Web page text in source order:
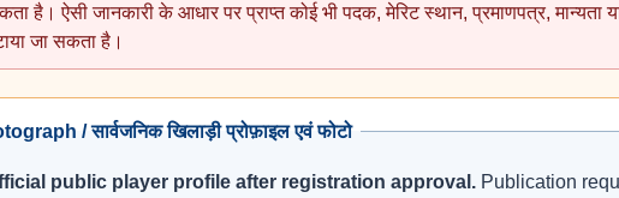
है। ऐसी जानकारी के आधार पर प्राप्त कोई भी पदक, मेरिट स्थान, प्रमाणपत्र, मान्यता
जा सकता है।
/ सार्वजनिक खिलाड़ी प्रोफ़ाइल एवं फोटो
public player profile after registration approval. Publication